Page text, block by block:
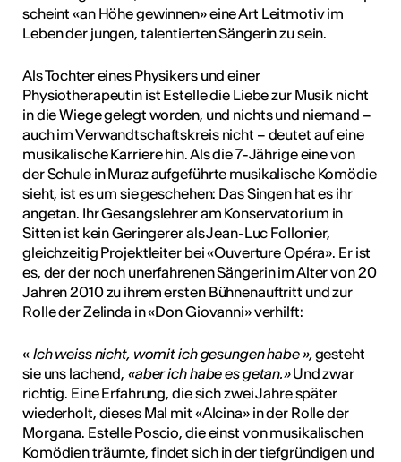
scheint «an Höhe gewinnen» eine Art Leitmotiv im
Leben der jungen, talentierten Sängerin zu sein.
Als Tochter eines Physikers und einer
Physiotherapeutin ist Estelle die Liebe zur Musik nicht
in die Wiege gelegt worden, und nichts und niemand –
auch im Verwandtschaftskreis nicht – deutet auf eine
musikalische Karriere hin. Als die 7-Jährige eine von
der Schule in Muraz aufgeführte musikalische Komödie
sieht, ist es um sie geschehen: Das Singen hat es ihr
angetan. Ihr Gesangslehrer am Konservatorium in
Sitten ist kein Geringerer als Jean-Luc Follonier,
gleichzeitig Projektleiter bei «Ouverture Opéra». Er ist
es, der der noch unerfahrenen Sängerin im Alter von 20
Jahren 2010 zu ihrem ersten Bühnenauftritt und zur
Rolle der Zelinda in «Don Giovanni» verhilft:
« Ich weiss nicht, womit ich gesungen habe »,gesteht
sie uns lachend, «aber ich habe es getan.»Und zwar
richtig. Eine Erfahrung, die sich zwei Jahre später
wiederholt, dieses Mal mit «Alcina» in der Rolle der
Morgana. Estelle Poscio, die einst von musikalischen
Komödien träumte, findet sich in der tiefgründigen und